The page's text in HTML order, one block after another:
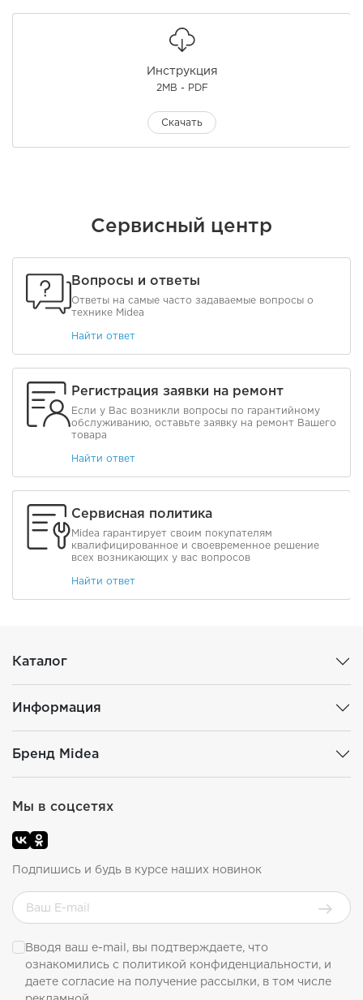
Инструкция
2MB - PDF
Скачать
Сервисный центр
Вопросы и ответы
Ответы на самые часто задаваемые вопросы о
технике Midea
Найти ответ
Регистрация заявки на ремонт
Если у Вас возникли вопросы по гарантийному
обслуживанию, оставьте заявку на ремонт Вашего
товара
Найти ответ
Сервисная политика
Midea гарантирует своим покупателям
квалифицированное и своевременное решение
всех возникающих у вас вопросов
Найти ответ
Каталог
Информация
Бренд Midea
Мы в соцсетях
Подпишись и будь в курсе наших новинок
Вводя ваш e-mail, вы подтверждаете, что
ознакомились с политикой конфиденциальности, и
даете согласие на получение рассылки, в том числе